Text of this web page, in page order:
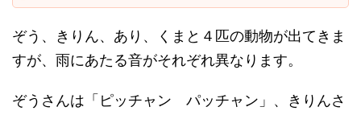
ぞう、きりん、あり、くまと４匹の動物が出てきま
すが、雨にあたる音がそれぞれ異なります。
ぞうさんは「ピッチャン パッチャン」、きりんさ